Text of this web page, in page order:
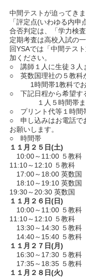
中間テストが迫ってき
「評定点(いわゆる内
合否判定は、「学力検
定期考査は高校入試の
回YSAでは「中間テス
加ください。
○ 講師１人に生徒３人
○ 英数国理社の５教科
1時間帯1教科でお
○ 下記日程から希望す
１人５時間帯まで
○ プリント代等１時間
○ 申し込みはお電話で
お願いします。
○ 時間帯
１１月２５日(土)
10:00～11:00 ５教科
11:10～12:10 ５教科
17:00～18:00 英数国
18:10～19:10 英数国
19:30～20:30 英数国
１１月２６日(日)
10:00～11:00 ５教科
11:10～12:10 ５教科
13:30～14:30 ５教科
14:40～15:40 ５教科
１１月２７日(月)
16:30～17:30 ５教科
17:35～18:35 ５教科
１１月２８日(火)